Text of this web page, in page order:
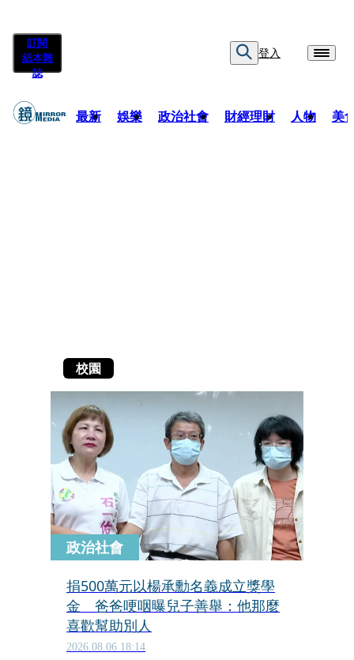
訂閱
紙本雜
誌
登入
最新 娛樂 政治社會 財經理財 人物 美
校園
政治社會
捐500萬元以楊承勳名義成立獎學
金 爸爸哽咽曝兒子善舉：他那麼
喜歡幫助別人
2026.08.06 18:14